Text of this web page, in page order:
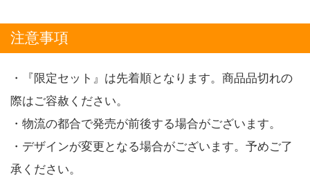
注意事項
・『限定セット』は先着順となります。商品品切れの
際はご容赦ください。
・物流の都合で発売が前後する場合がございます。
・デザインが変更となる場合がございます。予めご了
承ください。